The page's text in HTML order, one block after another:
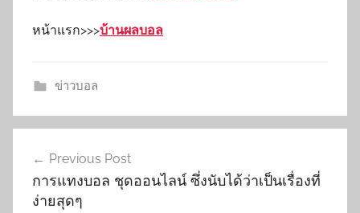
หน้าแรก>>>บ้านผลบอล
ข่าวบอล
นำทาง
เรื่อง
Previous Post
การแทงบอล ชุดออนไลน์ ซึ่งนับได้ว่าเป็นเรื่องที่
ง่ายสุดๆ